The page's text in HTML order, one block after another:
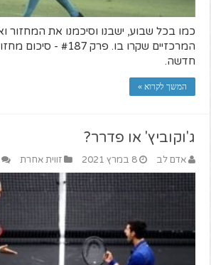
כמו בכל שבוע, ישבנו וסיכמנו את המחזור
המרכזיים שקרו בו. פרק
חדשה.
המשך לקרוא »
ג'וקוביץ' או פדרר?
אדם לב 8 במרץ 2021 זווית אחרת